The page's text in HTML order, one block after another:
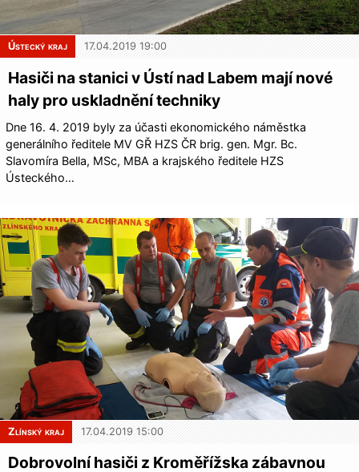
Ústecký kraj 17.04.2019 19:00
Hasiči na stanici v Ústí nad Labem mají nové
haly pro uskladnění techniky
Dne 16. 4. 2019 byly za účasti ekonomického náměstka
generálního ředitele MV GŘ HZS ČR brig. gen. Mgr. Bc.
Slavomíra Bella, MSc, MBA a krajského ředitele HZS
Ústeckého…
Zlínský kraj 17.04.2019 15:00
Dobrovolní hasiči z Kroměřížska zábavnou